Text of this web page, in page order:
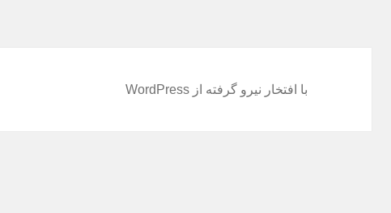
با افتخار نیرو گرفته از WordPress